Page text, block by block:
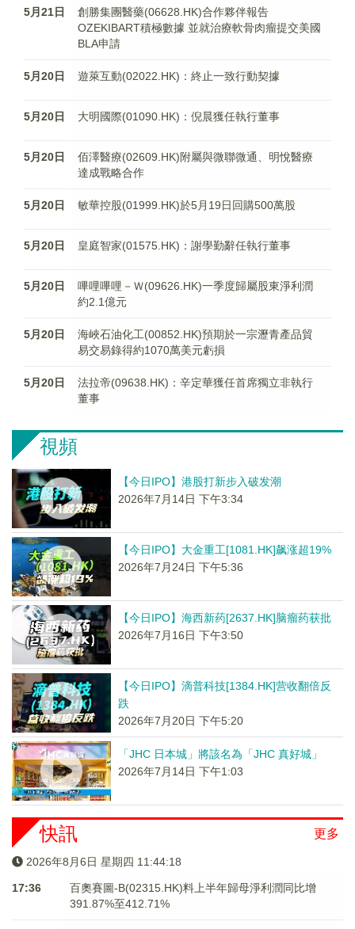
5月21日
創勝集團醫藥(06628.HK)合作夥伴報告
OZEKIBART積極數據 並就治療軟骨肉瘤提交美國
BLA申請
5月20日 遊萊互動(02022.HK)：終止一致行動契據
5月20日 大明國際(01090.HK)：倪晨獲任執行董事
5月20日
佰澤醫療(02609.HK)附屬與微聯微通、明悅醫療
達成戰略合作
5月20日 敏華控股(01999.HK)於5月19日回購500萬股
5月20日 皇庭智家(01575.HK)：謝學勤辭任執行董事
5月20日
嗶哩嗶哩－Ｗ(09626.HK)一季度歸屬股東淨利潤
約2.1億元
5月20日
海峽石油化工(00852.HK)預期於一宗瀝青產品貿
易交易錄得約1070萬美元虧損
5月20日
法拉帝(09638.HK)：辛定華獲任首席獨立非執行
董事
視頻
【今日IPO】港股打新步入破发潮
2026年7月14日 下午3:34
【今日IPO】大金重工[1081.HK]飙涨超19%
2026年7月24日 下午5:36
【今日IPO】海西新药[2637.HK]脑瘤药获批
2026年7月16日 下午3:50
【今日IPO】滴普科技[1384.HK]营收翻倍反
跌
2026年7月20日 下午5:20
「JHC 日本城」將該名為「JHC 真好城」
2026年7月14日 下午1:03
更多
快訊
2026年8月6日 星期四 11:44:18
17:36
百奧賽圖-B(02315.HK)料上半年歸母淨利潤同比增
391.87%至412.71%